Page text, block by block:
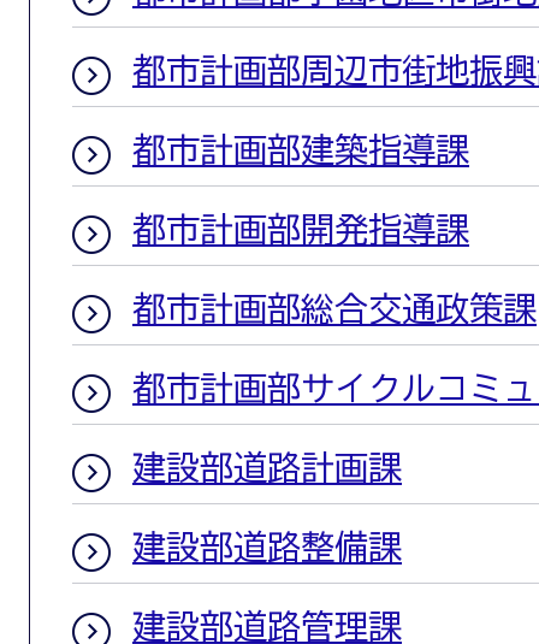
都市計画部周辺市街地振
都市計画部建築指導課
都市計画部開発指導課
都市計画部総合交通政策課
都市計画部サイクルコミ
建設部道路計画課
建設部道路整備課
建設部道路管理課